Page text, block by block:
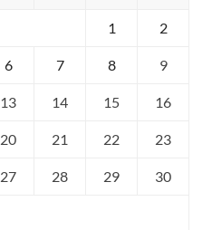
1 2
6 7 8 9
13 14 15 16
20 21 22 23
27 28 29 30